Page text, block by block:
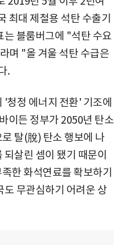
최대 제철용 석탄 수출기
는 블룸버그에 "석탄 수요
며 "올 겨울 석탄 수급은
.
청정 에너지 전환' 기조에
이든 정부가 2050년 탄소
탈(脫) 탄소 행보에 나
살린 셈이 됐기 때문이
한 화석연료를 확보하기
무관심하기 어려운 상